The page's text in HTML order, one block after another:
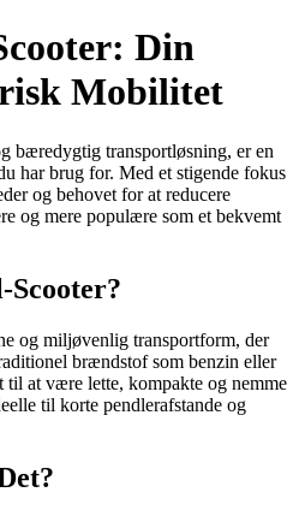
Din
Mobilitet
bæredygtig transportløsning, er en
har brug for. Med et stigende fokus
og behovet for at reducere
og mere populære som et bekvemt
Scooter?
og miljøvenlig transportform, der
brændstof som benzin eller
til at være lette, kompakte og nemme
til korte pendlerafstande og